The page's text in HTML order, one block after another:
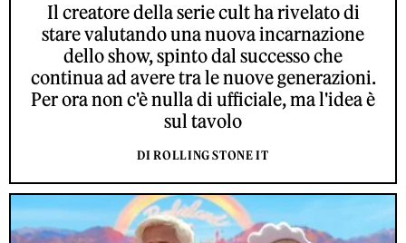
Il creatore della serie cult ha rivelato di
stare valutando una nuova incarnazione
dello show, spinto dal successo che
continua ad avere tra le nuove generazioni.
Per ora non c'è nulla di ufficiale, ma l'idea è
sul tavolo
DI ROLLING STONE IT